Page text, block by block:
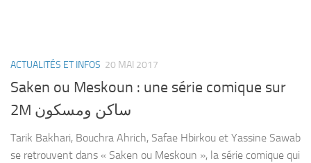
ACTUALITÉS ET INFOS 20 MAI 2017
Saken ou Meskoun : une série comique sur
2M ساكن ومسكون
Tarik Bakhari, Bouchra Ahrich, Safae Hbirkou et Yassine Sawab
se retrouvent dans « Saken ou Meskoun », la série comique qui